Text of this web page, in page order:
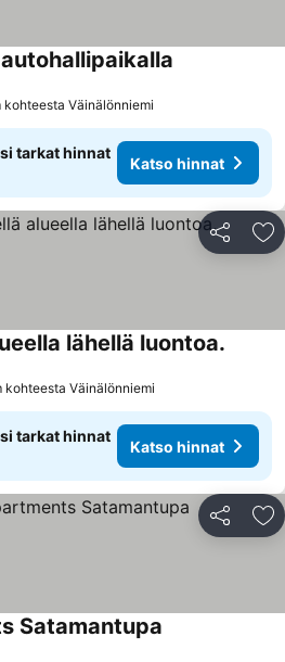
kohteesta Väinälönniemi
tarkat hinnat
Katso hinnat
Jaa
lähellä luontoa.
kohteesta Väinälönniemi
tarkat hinnat
Katso hinnat
Jaa
Satamantupa